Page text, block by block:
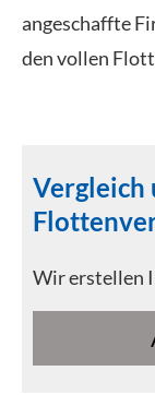
angeschaffte
den vollen
Vergleich
Wir erstellen